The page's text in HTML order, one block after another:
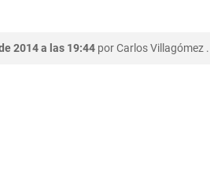
2014 a las 19:44 porCarlos Villagómez .